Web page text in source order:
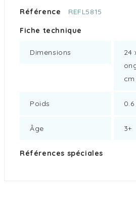
Référence REFL5815
Fiche technique
Dimensions
24
cm
Poids
Âge 3+
Références spéciales